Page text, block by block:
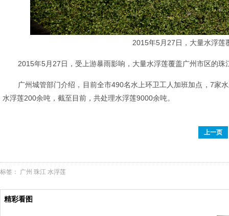
2015年5月27日，大量水浮莲
2015年5月27日，受上游暴雨影响，大量水浮莲覆盖广州市区的珠
广州城管部门介绍，目前全市490名水上环卫工人加班加点，7家
水浮莲200余吨，截至目前，共处理水浮莲9000余吨。
上一页
标签： 广州 珠江 水浮莲
精彩看图